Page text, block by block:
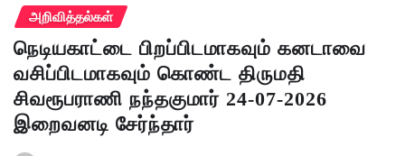
அறிவித்தல்கள்
நெடியகாட்டை பிறப்பிடமாகவும் கனடாவை
வசிப்பிடமாகவும் கொண்ட திருமதி
சிவரூபராணி நந்தகுமார் 24-07-2026
இறைவனடி சேர்ந்தார்